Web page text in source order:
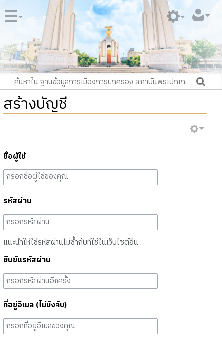
สร้างบัญชี
ชื่อผู้ใช้
รหัสผ่าน
แนะนำให้ใช้รหัสผ่านไม่ซ้ำกับที่ใช้ในเว็บไซต์อื่น
ยืนยันรหัสผ่าน
ที่อยู่อีเมล (ไม่บังคับ)